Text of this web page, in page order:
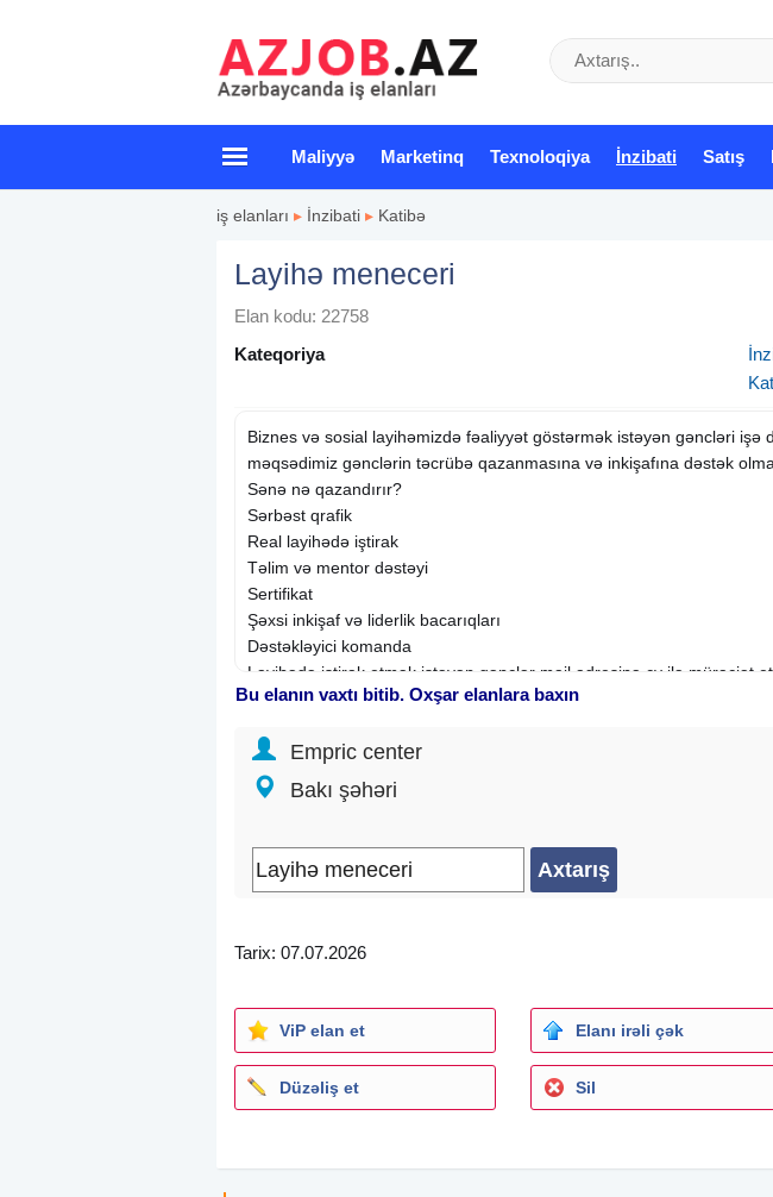
Maliyyə Marketinq Texnoloqiya İnzibati Satış
iş elanları ▸ İnzibati ▸ Katibə
Layihə meneceri
Elan kodu: 22758
Kateqoriya
Biznes və sosial layihəmizdə fəaliyyət göstərmək istəyən gəncləri işə
məqsədimiz gənclərin təcrübə qazanmasına və inkişafına dəstək
Sənə nə qazandırır?
Sərbəst qrafik
Real layihədə iştirak
Təlim və mentor dəstəyi
Sertifikat
Şəxsi inkişaf və liderlik bacarıqları
Dəstəkləyici komanda
Layihədə iştirak etmək istəyən gənclər mail adresinə cv ilə müraciət
Nə edəcəksən?
Müştərilərlə ünsiyyət quracaqsan
Layihələrin təşkilində iştirak edəcəksən
Biznes sahəsində yeni biliklər qazanacaqsan.
Bu elanın vaxtı bitib. Oxşar elanlara baxın
Empric center
Bakı şəhəri
Tarix: 07.07.2026
ViP elan et Elanı irəli çək
Düzəliş et Sil